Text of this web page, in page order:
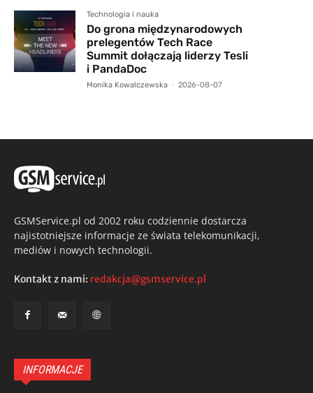
Technologia i nauka
Do grona międzynarodowych
prelegentów Tech Race
Summit dołączają liderzy Tesli
i PandaDoc
Monika Kowalczewska - 2026-08-07
GSMService.pl od 2002 roku codziennie dostarcza
najistotniejsze informacje ze świata telekomunikacji,
mediów i nowych technologii.
Kontakt z nami: redakcja@gsmservice.pl
INFORMACJE